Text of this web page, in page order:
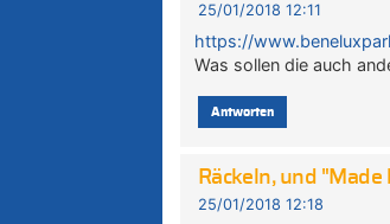
25/01/2018 12:11
https://
Was sollen die auch
Antworten
Räckeln, und
25/01/2018 12:18